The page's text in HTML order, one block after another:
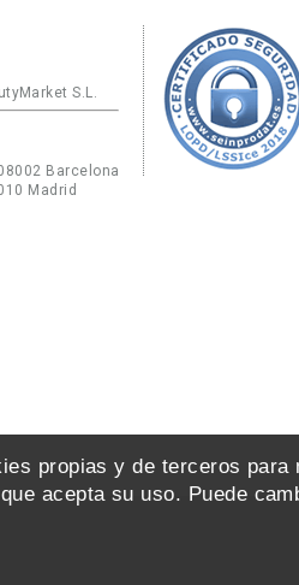
propias y de terceros
acepta su uso. Puede
S.L.
Barcelona
Madrid